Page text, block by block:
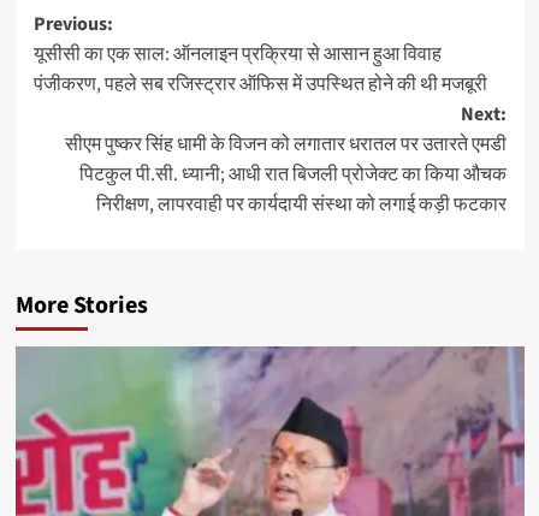
Post
navigation
Previous:
यूसीसी का एक साल: ऑनलाइन प्रक्रिया से आसान हुआ विवाह
पंजीकरण, पहले सब रजिस्ट्रार ऑफिस में उपस्थित होने की थी मजबूरी
Next:
सीएम पुष्कर सिंह धामी के विजन को लगातार धरातल पर उतारते एमडी
पिटकुल पी.सी. ध्यानी; आधी रात बिजली प्रोजेक्ट का किया औचक
निरीक्षण, लापरवाही पर कार्यदायी संस्था को लगाई कड़ी फटकार
More Stories